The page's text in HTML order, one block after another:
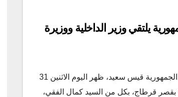
يلتقي وزير الداخلية ووزيرة
اجتمع رئيس الجمهورية قيس سعيد، ظهر اليوم الاثنين 31
جويلية 2023 بقصر قرطاج، بكل من السيد كمال الفقي،